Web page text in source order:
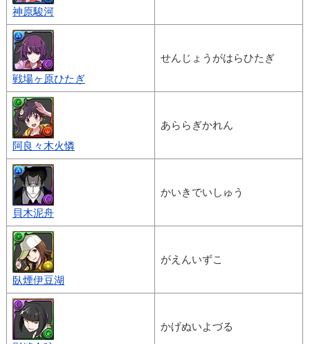
神原駿河
戦場ヶ原ひたぎ
せんじょうがはらひたぎ
阿良々木火憐
あららぎかれん
貝木泥舟
かいきでいしゅう
臥煙伊豆湖
がえんいずこ
かげぬいよづる